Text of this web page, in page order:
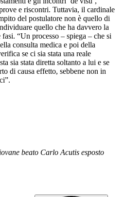
e riscontri. Tuttavia, il cardinale
del postulatore non è quello di
quello che ha davvero la
“Un processo – spiega – che si
consulta medica e poi della
se ci sia stata una reale
sia stata diretta soltanto a lui e se
di causa effetto, sebbene non in
beato Carlo Acutis esposto